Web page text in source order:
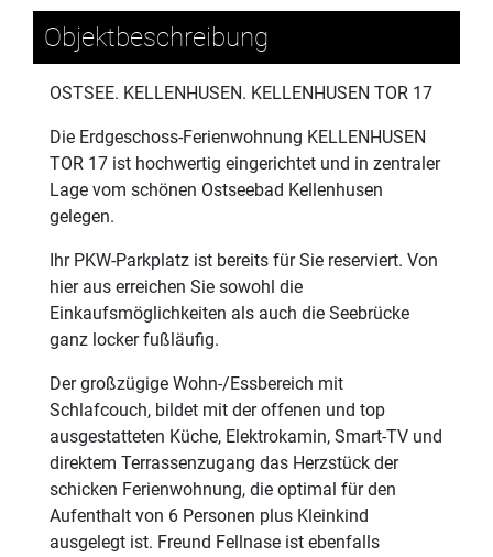
Objektbeschreibung
OSTSEE. KELLENHUSEN. KELLENHUSEN TOR 17
Die Erdgeschoss-Ferienwohnung KELLENHUSEN
TOR 17 ist hochwertig eingerichtet und in zentraler
Lage vom schönen Ostseebad Kellenhusen
gelegen.
Ihr PKW-Parkplatz ist bereits für Sie reserviert. Von
hier aus erreichen Sie sowohl die
Einkaufsmöglichkeiten als auch die Seebrücke
ganz locker fußläufig.
Der großzügige Wohn-/Essbereich mit
Schlafcouch, bildet mit der offenen und top
ausgestatteten Küche, Elektrokamin, Smart-TV und
direktem Terrassenzugang das Herzstück der
schicken Ferienwohnung, die optimal für den
Aufenthalt von 6 Personen plus Kleinkind
ausgelegt ist. Freund Fellnase ist ebenfalls